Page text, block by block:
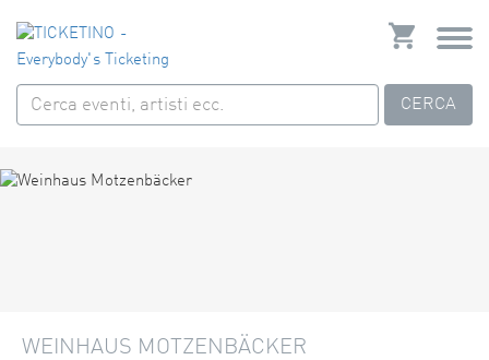
CERCA
WEINHAUS MOTZENBÄCKER